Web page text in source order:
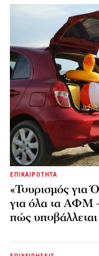
ΕΠΙΚΑΙΡΟΤΗΤΑ
«Τουρισμός για
για όλα τα ΑΦΜ –
πώς